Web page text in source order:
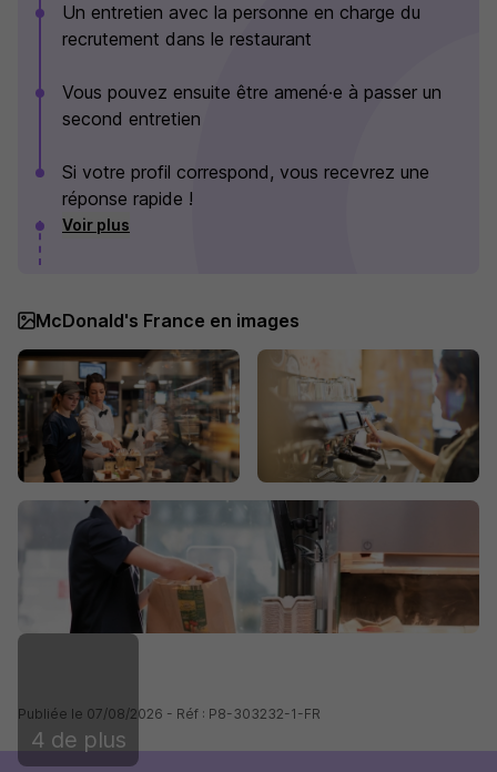
Un entretien avec la personne en charge du
recrutement dans le restaurant
Vous pouvez ensuite être amené·e à passer un
second entretien
Si votre profil correspond, vous recevrez une
réponse rapide !
Voir plus
McDonald's France en images
4 de plus
Publiée le 07/08/2026 - Réf : P8-303232-1-FR